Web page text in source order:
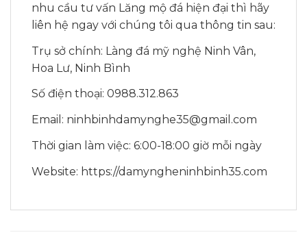
nhu cầu tư vấn Lăng mộ đá hiện đại thì hãy
liên hệ ngay với chúng tôi qua thông tin sau:
Trụ sở chính: Làng đá mỹ nghệ Ninh Vân,
Hoa Lư, Ninh Bình
Số điện thoại: 0988.312.863
Email: ninhbinhdamynghe35@gmail.com
Thời gian làm việc: 6:00-18:00 giờ mỗi ngày
Website: https://damyngheninhbinh35.com